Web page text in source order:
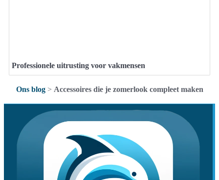
Professionele uitrusting voor vakmensen
Ons blog> Accessoires die je zomerlook compleet maken